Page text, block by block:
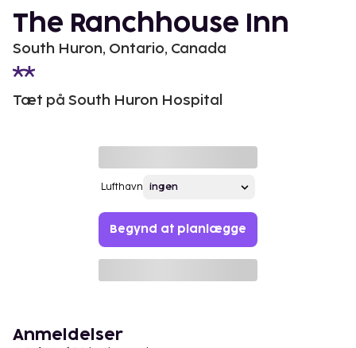
The Ranchhouse Inn
South Huron, Ontario, Canada
Tæt på South Huron Hospital
Lufthavn
Begynd at planlægge
Anmeldelser